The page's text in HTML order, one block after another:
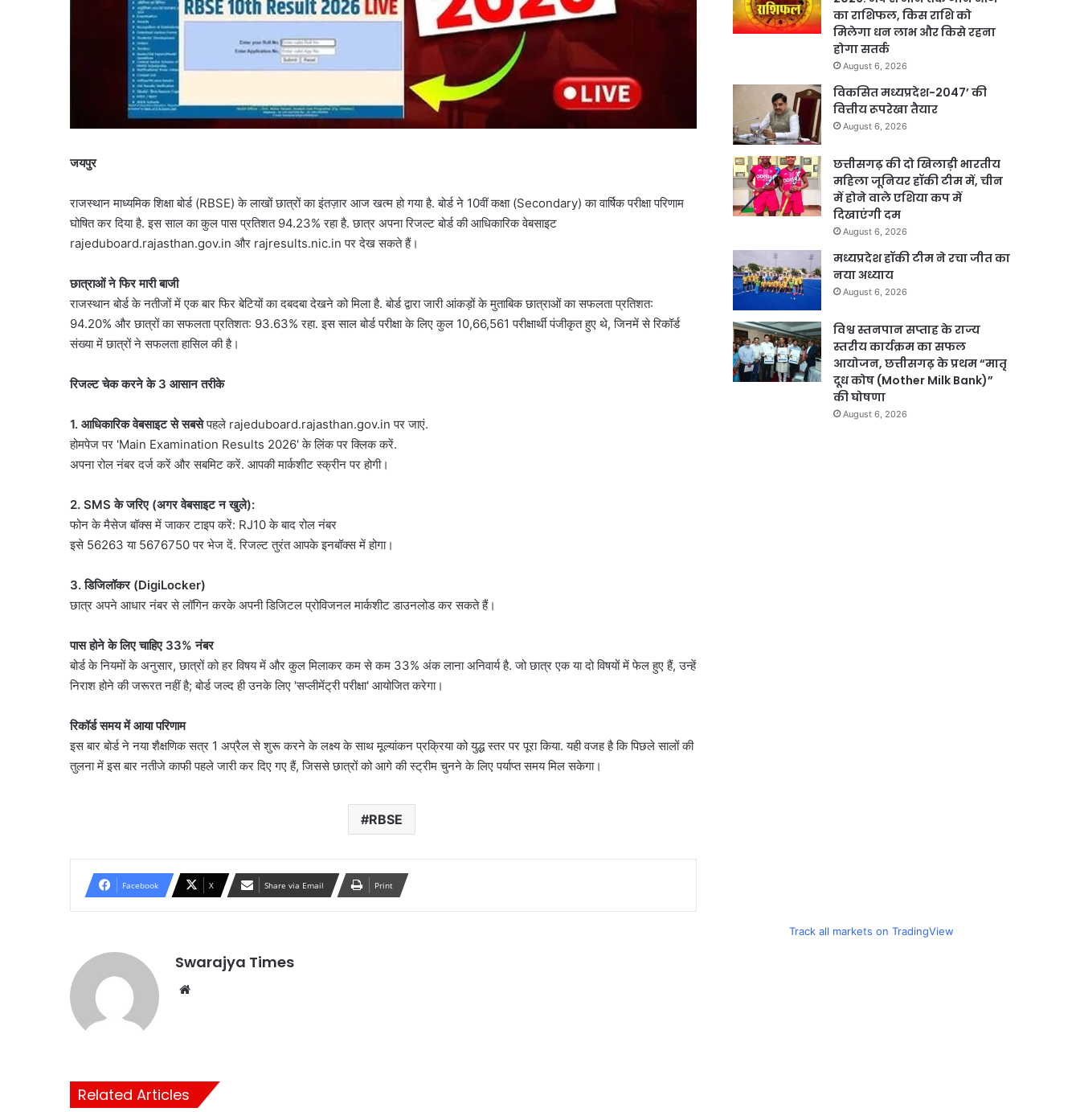
जयपुर
राजस्थान माध्यमिक शिक्षा बोर्ड (RBSE) के लाखों छात्रों का इंतज़ार आज खत्म हो गया है. बोर्ड ने 10वीं कक्षा (Secondary) का वार्षिक परीक्षा परिणाम
घोषित कर दिया है. इस साल का कुल पास प्रतिशत 94.23% रहा है. छात्र अपना रिजल्ट बोर्ड की आधिकारिक वेबसाइट
rajeduboard.rajasthan.gov.in और rajresults.nic.in पर देख सकते हैं।
छात्राओं ने फिर मारी बाजी
राजस्थान बोर्ड के नतीजों में एक बार फिर बेटियों का दबदबा देखने को मिला है. बोर्ड द्वारा जारी आंकड़ों के मुताबिक छात्राओं का सफलता प्रतिशत:
94.20% और छात्रों का सफलता प्रतिशत: 93.63% रहा. इस साल बोर्ड परीक्षा के लिए कुल 10,66,561 परीक्षार्थी पंजीकृत हुए थे, जिनमें से रिकॉर्ड
संख्या में छात्रों ने सफलता हासिल की है।
रिजल्ट चेक करने के 3 आसान तरीके
1. आधिकारिक वेबसाइट से सबसेपहले rajeduboard.rajasthan.gov.in पर जाएं.
होमपेज पर 'Main Examination Results 2026' के लिंक पर क्लिक करें.
अपना रोल नंबर दर्ज करें और सबमिट करें. आपकी मार्कशीट स्क्रीन पर होगी।
2. SMS के जरिए (अगर वेबसाइट न खुले):
फोन के मैसेज बॉक्स में जाकर टाइप करें: RJ10 के बाद रोल नंबर
इसे 56263 या 5676750 पर भेज दें. रिजल्ट तुरंत आपके इनबॉक्स में होगा।
3. डिजिलॉकर (DigiLocker)
छात्र अपने आधार नंबर से लॉगिन करके अपनी डिजिटल प्रोविजनल मार्कशीट डाउनलोड कर सकते हैं।
पास होने के लिए चाहिए 33% नंबर
बोर्ड के नियमों के अनुसार, छात्रों को हर विषय में और कुल मिलाकर कम से कम 33% अंक लाना अनिवार्य है. जो छात्र एक या दो विषयों में फेल हुए हैं, उन्हें
निराश होने की जरूरत नहीं है; बोर्ड जल्द ही उनके लिए 'सप्लीमेंट्री परीक्षा' आयोजित करेगा।
रिकॉर्ड समय में आया परिणाम
इस बार बोर्ड ने नया शैक्षणिक सत्र 1 अप्रैल से शुरू करने के लक्ष्य के साथ मूल्यांकन प्रक्रिया को युद्ध स्तर पर पूरा किया. यही वजह है कि पिछले सालों की
तुलना में इस बार नतीजे काफी पहले जारी कर दिए गए हैं, जिससे छात्रों को आगे की स्ट्रीम चुनने के लिए पर्याप्त समय मिल सकेगा।
RBSE
Facebook X Share via Email Print
Swarajya Times
Related Articles
का राशिफल, किस राशि को
मिलेगा धन लाभ और किसे रहना
होगा सतर्क
August 6, 2026
विकसित मध्यप्रदेश-2047’ की
वित्तीय रूपरेखा तैयार
August 6, 2026
छत्तीसगढ़ की दो खिलाड़ी भारतीय
महिला जूनियर हॉकी टीम में, चीन
में होने वाले एशिया कप में
दिखाएंगी दम
August 6, 2026
मध्यप्रदेश हॉकी टीम ने रचा जीत का
नया अध्याय
August 6, 2026
विश्व स्तनपान सप्ताह के राज्य
स्तरीय कार्यक्रम का सफल
आयोजन, छत्तीसगढ़ के प्रथम “मातृ
दूध कोष (Mother Milk Bank)”
की घोषणा
August 6, 2026
Track all markets on TradingView